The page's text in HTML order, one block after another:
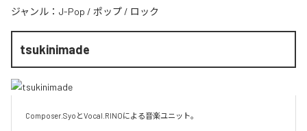
ジャンル： J-Pop / ポップ / ロック
tsukinimade
Composer.SyoとVocal.RINOによる音楽ユニット。